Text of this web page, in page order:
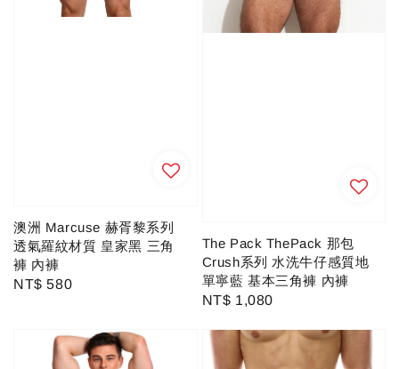
澳洲 Marcuse 赫胥黎系列
透氣羅紋材質 皇家黑 三角
褲 內褲
Regular
NT$ 580
The Pack ThePack 那包
Crush系列 水洗牛仔感質地
單寧藍 基本三角褲 內褲
Regular
NT$ 1,080